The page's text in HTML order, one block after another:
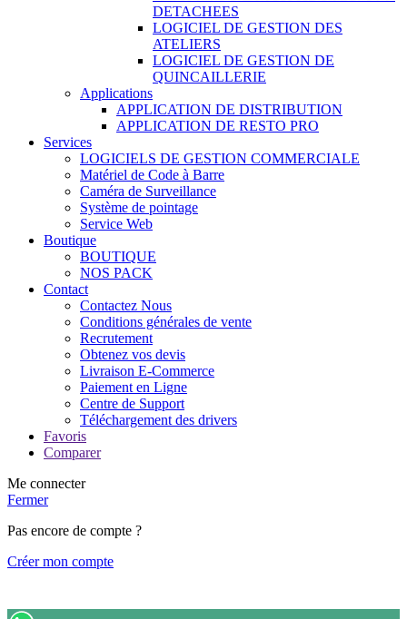
DETACHEES
LOGICIEL DE GESTION DES
ATELIERS
LOGICIEL DE GESTION DE
QUINCAILLERIE
Applications
APPLICATION DE DISTRIBUTION
APPLICATION DE RESTO PRO
Services
LOGICIELS DE GESTION COMMERCIALE
Matériel de Code à Barre
Caméra de Surveillance
Système de pointage
Service Web
Boutique
BOUTIQUE
NOS PACK
Contact
Contactez Nous
Conditions générales de vente
Recrutement
Obtenez vos devis
Livraison E-Commerce
Paiement en Ligne
Centre de Support
Téléchargement des drivers
Favoris
Comparer
Me connecter
Fermer
Pas encore de compte ?
Créer mon compte